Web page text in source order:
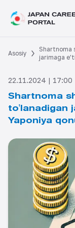
Asosiy
Shartnoma
jarimaga
22.11.2024 | 17:00
Shartnoma
to'lanadigan
Yaponiya